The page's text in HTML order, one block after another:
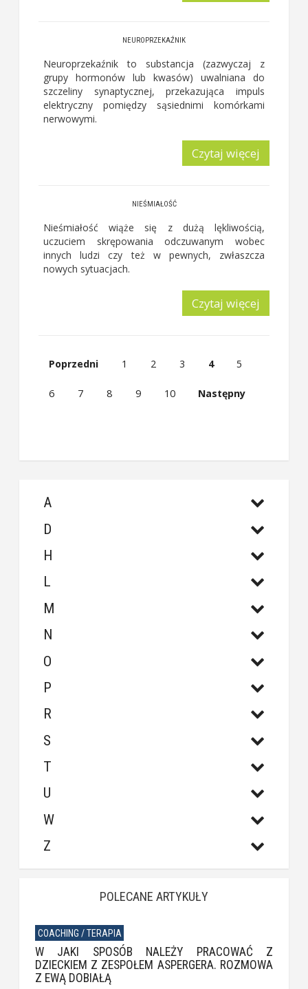
NEUROPRZEKAŹNIK
Neuroprzekaźnik to substancja (zazwyczaj z
grupy hormonów lub kwasów) uwalniana do
szczeliny synaptycznej, przekazująca impuls
elektryczny pomiędzy sąsiednimi komórkami
nerwowymi.
Czytaj więcej
NIEŚMIAŁOŚĆ
Nieśmiałość wiąże się z dużą lękliwością,
uczuciem skrępowania odczuwanym wobec
innych ludzi czy też w pewnych, zwłaszcza
nowych sytuacjach.
Czytaj więcej
Poprzedni 1 2 3 4 5
6 7 8 9 10 Następny
A
D
H
L
M
N
O
P
R
S
T
U
W
Z
POLECANE ARTYKUŁY
COACHING / TERAPIA
W JAKI SPOSÓB NALEŻY PRACOWAĆ Z
DZIECKIEM Z ZESPOŁEM ASPERGERA. ROZMOWA
Z EWĄ DOBIAŁĄ